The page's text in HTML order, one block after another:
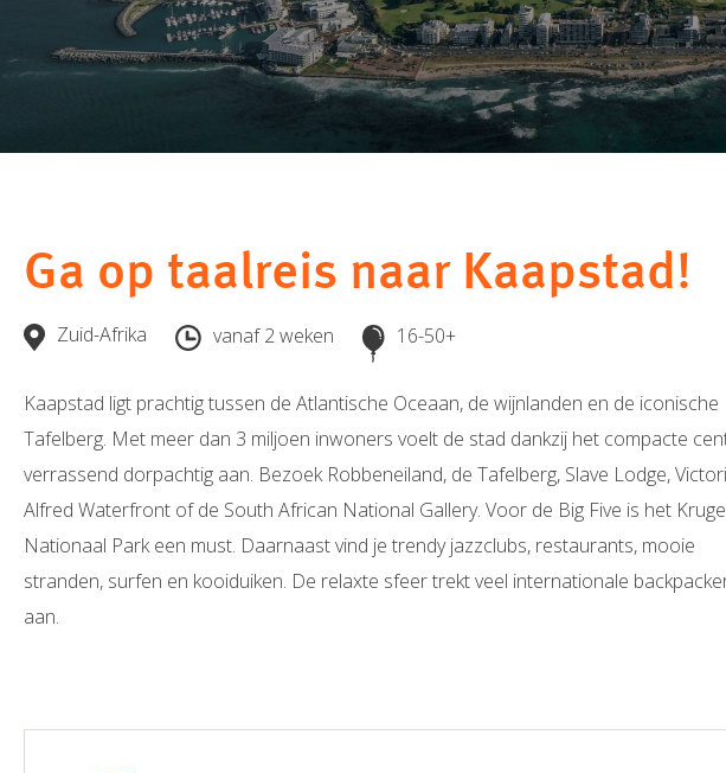
Ga op taalreis naar Kaapstad!
Zuid-Afrika vanaf 2 weken 16-50+
Kaapstad ligt prachtig tussen de Atlantische Oceaan, de wijnlanden en de iconische
Tafelberg. Met meer dan 3 miljoen inwoners voelt de stad dankzij het compacte
verrassend dorpachtig aan. Bezoek Robbeneiland, de Tafelberg, Slave Lodge,
Alfred Waterfront of de South African National Gallery. Voor de Big Five is het
Nationaal Park een must. Daarnaast vind je trendy jazzclubs, restaurants, mooie
stranden, surfen en kooiduiken. De relaxte sfeer trekt veel internationale
aan.